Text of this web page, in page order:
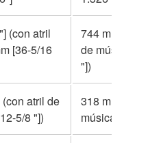
(con atril
[36-5/16
744 mm [29-5/
de música: 922
"])
atril de
5/8 "])
318 mm [12-1/2
música: 320